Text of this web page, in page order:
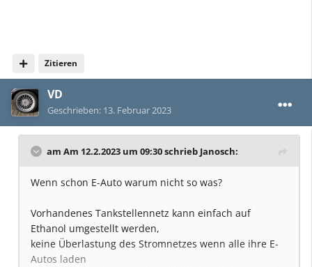
Zitieren
VD
Geschrieben: 13. Februar 2023
am Am 12.2.2023 um 09:30 schrieb Janosch:
Wenn schon E-Auto warum nicht so was?
Vorhandenes Tankstellennetz kann einfach auf
Ethanol umgestellt werden,
keine Überlastung des Stromnetzes wenn alle ihre E-
Autos laden